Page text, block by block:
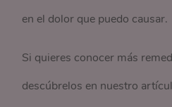
en el dolor que puedo causar.
Si quieres conocer más
descúbrelos en nuestro